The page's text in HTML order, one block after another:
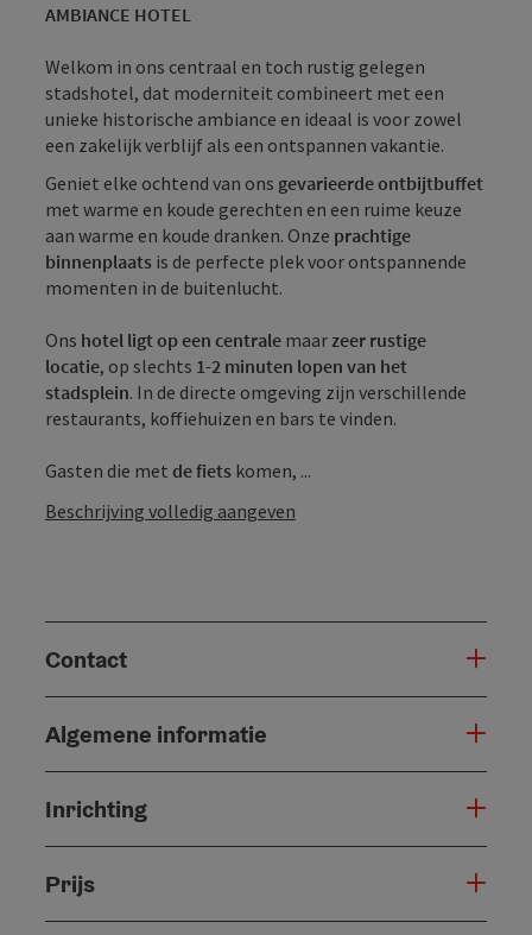
AMBIANCE HOTEL
Welkom in ons centraal en toch rustig gelegen
stadshotel, dat moderniteit combineert met een
unieke historische ambiance en ideaal is voor zowel
een zakelijk verblijf als een ontspannen vakantie.
Geniet elke ochtend van ons gevarieerde ontbijtbuffet
met warme en koude gerechten en een ruime keuze
aan warme en koude dranken. Onze prachtige
binnenplaats is de perfecte plek voor ontspannende
momenten in de buitenlucht.
Ons hotel ligt op een centrale maar zeer rustige
locatie, op slechts 1-2 minuten lopen van het
stadsplein. In de directe omgeving zijn verschillende
restaurants, koffiehuizen en bars te vinden.
Gasten die met de fiets komen, ...
Beschrijving volledig aangeven
Contact
Algemene informatie
Inrichting
Prijs